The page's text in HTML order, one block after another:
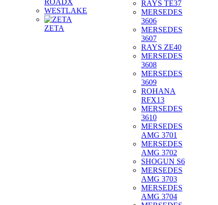
ROADX
WESTLAKE
ZETA
RAYS TE37
MERSEDES
3606
MERSEDES
3607
RAYS ZE40
MERSEDES
3608
MERSEDES
3609
ROHANA
RFX13
MERSEDES
3610
MERSEDES
AMG 3701
MERSEDES
AMG 3702
SHOGUN S6
MERSEDES
AMG 3703
MERSEDES
AMG 3704